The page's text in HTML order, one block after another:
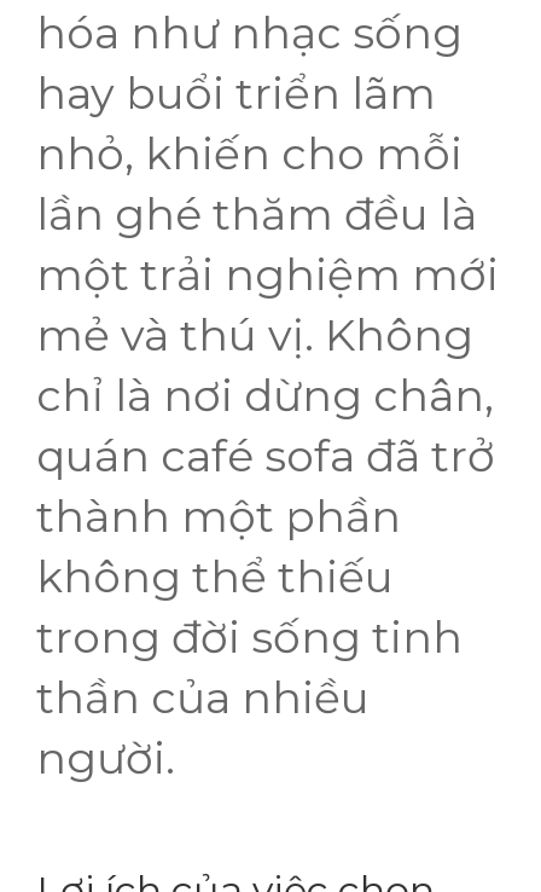
hóa như nhạc sống
hay buổi triển lãm
nhỏ, khiến cho mỗi
lần ghé thăm đều là
một trải nghiệm mới
mẻ và thú vị. Không
chỉ là nơi dừng chân,
quán café sofa đã trở
thành một phần
không thể thiếu
trong đời sống tinh
thần của nhiều
người.